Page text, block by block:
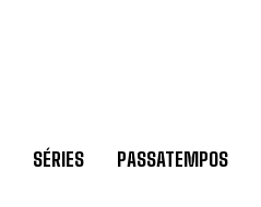
SÉRIES PASSATEMPOS